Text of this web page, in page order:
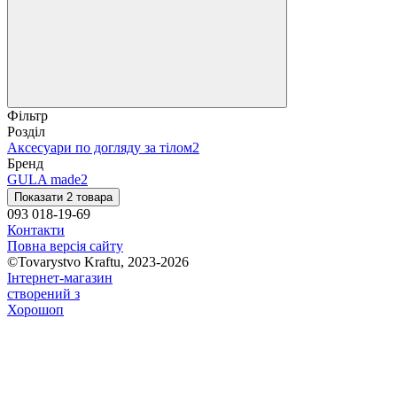
Фільтр
Розділ
Аксесуари по догляду за тілом2
Бренд
GULA made2
Показати 2 товара
093 018-19-69
Контакти
Повна версія сайту
©Tovarystvo Kraftu, 2023-2026
Інтернет-магазин
створений з
Хорошоп